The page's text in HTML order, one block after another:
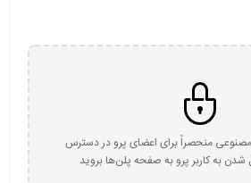
منحصراً برای اعضای پرو در دسترس
به کاربر پرو به صفحه پلن‌ها بروید